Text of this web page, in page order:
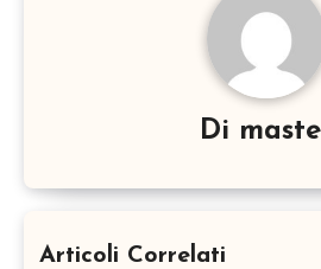
Di
Articoli Correlati